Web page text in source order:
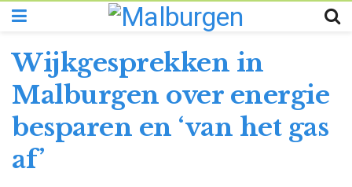
Wijkgesprekken in
Malburgen over energie
besparen en ‘van het gas
af’